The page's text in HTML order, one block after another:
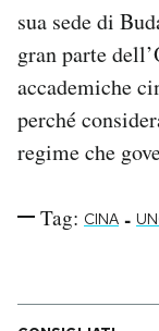
sua sede di
gran parte
accademiche
perché
regime che
Tag: CINA -